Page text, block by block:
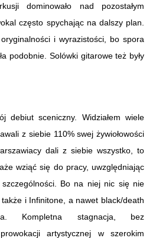
dominowało nad pozostałym
często spychając na dalszy plan.
i wyrazistości, bo spora
podobnie. Solówki gitarowe też były
debiut sceniczny. Widziałem wiele
z siebie 110% swej żywiołowości
dali z siebie wszystko, to
wziąć się do pracy, uwzględniając
Bo na niej nic się nie
i Infinitone, a nawet black/death
Kompletna stagnacja, bez
artystycznej w szerokim